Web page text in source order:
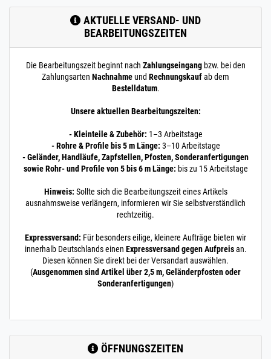
AKTUELLE VERSAND- UND
BEARBEITUNGSZEITEN
Die Bearbeitungszeit beginnt nach Zahlungseingangbzw. bei den
Zahlungsarten Nachnahmeund Rechnungskaufab dem
Bestelldatum.
Unsere aktuellen Bearbeitungszeiten:
- Kleinteile & Zubehör: 1–3 Arbeitstage
- Rohre & Profile bis 5 m Länge: 3–10 Arbeitstage
- Geländer, Handläufe, Zapfstellen, Pfosten, Sonderanfertigungen
sowie Rohr- und Profile von 5 bis 6 m Länge: bis zu 15 Arbeitstage
Hinweis: Sollte sich die Bearbeitungszeit eines Artikels
ausnahmsweise verlängern, informieren wir Sie selbstverständlich
rechtzeitig.
Expressversand: Für besonders eilige, kleinere Aufträge bieten wir
innerhalb Deutschlands einen Expressversand gegen Aufpreisan.
Diesen können Sie direkt bei der Versandart auswählen.
(Ausgenommen sind Artikel über 2,5 m, Geländerpfosten oder
Sonderanfertigungen)
ÖFFNUNGSZEITEN